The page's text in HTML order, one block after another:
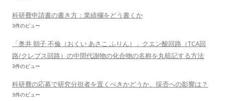
科研費申請書の書き方：業績欄をどう書くか
3件のビュー
「奥井 朝子 不倫（おくい あさこ ふりん）」クエン酸回路（TCA回
路/クレブス回路）の中間代謝物の化合物の名称を丸暗記する方法
3件のビュー
科研費の応募で研究分担者を置くべきかどうか、採否への影響は？
3件のビュー